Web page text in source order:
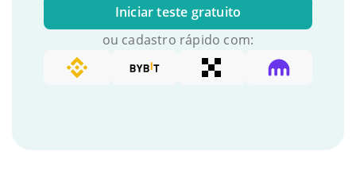
Iniciar teste gratuito
ou cadastro rápido com: